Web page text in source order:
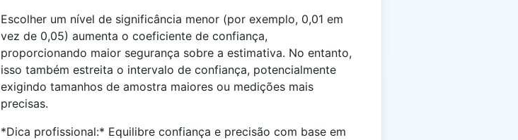
Escolher um nível de significância menor (por exemplo, 0,01 em
vez de 0,05) aumenta o coeficiente de confiança,
proporcionando maior segurança sobre a estimativa. No entanto,
isso também estreita o intervalo de confiança, potencialmente
exigindo tamanhos de amostra maiores ou medições mais
precisas.
*Dica profissional:* Equilibre confiança e precisão com base em